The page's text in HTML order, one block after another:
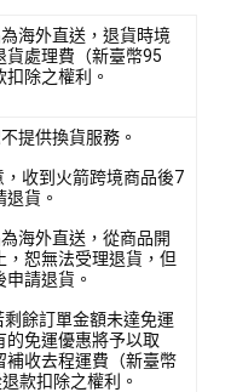
海外直送，退貨時境
貨處理費（新臺幣95
除之權利。
提供換貨服務。
收到火箭跨境商品後7
貨。
海外直送，從商品開
，恕無法受理退貨，但
請退貨。
餘訂單金額未達免運
的免運優惠將予以取
補收去程運費（新臺幣
款扣除之權利。